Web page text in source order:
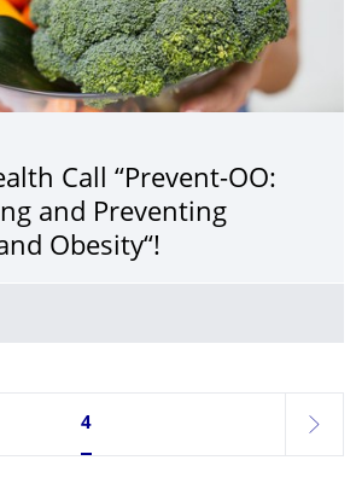
Call “Prevent-OO:
and Preventing
Obesity“!
Seite 4, aktuell ausgewählt
4
weiter